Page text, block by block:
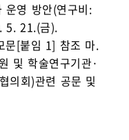
운영 방안(연구비:
5. 21.(금).
문[붙임 1] 참조 마.
및 학술연구기관·
의회)관련 공문 및